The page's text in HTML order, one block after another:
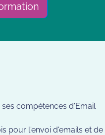
compétences d'Email
pour l'envoi d'emails et de